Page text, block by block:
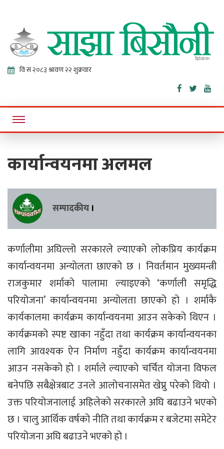
Sajha
Bisaunee
Online News Portal
कार्यान्वयनमा अलमल
सम्पादकीय ।
कर्णालीमा अघिल्लो सरकारले ल्याएको लोकप्रिय कार्यक्रम
कार्यान्वयनमा अन्योलता छाएको छ । निवर्तमान मुख्यमन्त्री
राजकुमार शर्माको पालामा ल्याइएको ‘कर्णाली समृद्धि
परियोजना’ कार्यान्वयनमा अन्योलता छाएको हो । शर्माकै
कार्यकालमा कार्यक्रम कार्यान्वयनमा आउन सकेको थिएन ।
कार्यक्रमको स्पष्ट खाका नहुँदा तथा कार्यक्रम कार्यान्वयनका
लागि आवश्यक ऐन निर्माण नहुँदा कार्यक्रम कार्यान्वयनमा
आउन नसकेको हो । शर्माले ल्याएको चर्चित योजना विफल
बनेपछि सबैक्षेत्रबाट उनले आलोचनासमेत खेप्नु परेको थियो ।
उक्त परियोजनालाई अहिलेको सरकारले अघि बढाउने भएको
छ । चालु आर्थिक वर्षको नीति तथा कार्यक्रम र बजेटमा समेटेर
परियोजना अघि बढाउने भएको हो ।